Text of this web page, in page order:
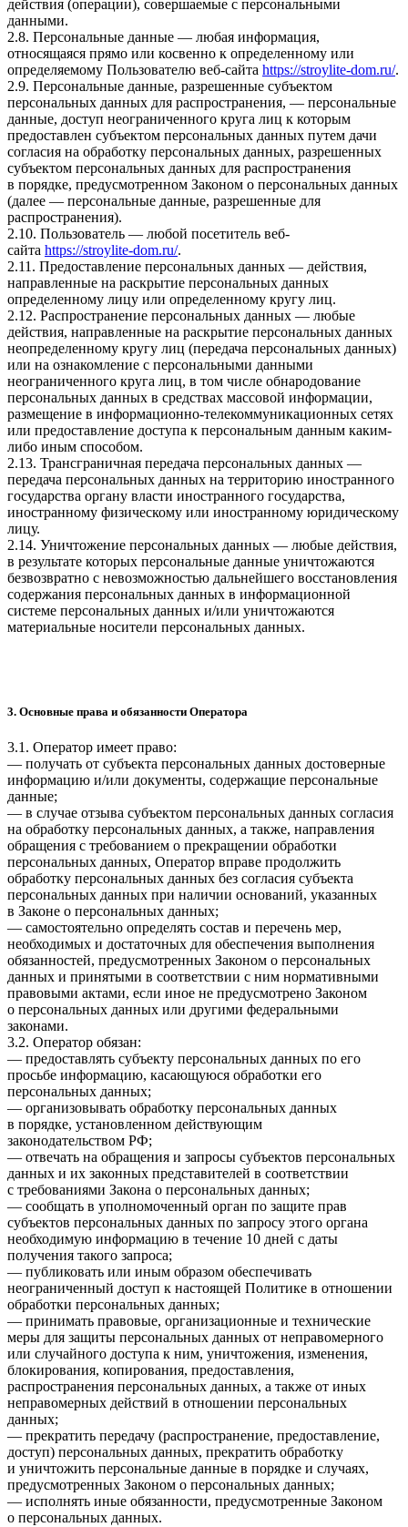
действия (операции), совершаемые с персональными
данными.
2.8. Персональные данные — любая информация,
относящаяся прямо или косвенно к определенному или
определяемому Пользователю веб-сайта https://stroylite-dom.ru/.
2.9. Персональные данные, разрешенные субъектом
персональных данных для распространения, — персональные
данные, доступ неограниченного круга лиц к которым
предоставлен субъектом персональных данных путем дачи
согласия на обработку персональных данных, разрешенных
субъектом персональных данных для распространения
в порядке, предусмотренном Законом о персональных данных
(далее — персональные данные, разрешенные для
распространения).
2.10. Пользователь — любой посетитель веб-
сайта https://stroylite-dom.ru/.
2.11. Предоставление персональных данных — действия,
направленные на раскрытие персональных данных
определенному лицу или определенному кругу лиц.
2.12. Распространение персональных данных — любые
действия, направленные на раскрытие персональных данных
неопределенному кругу лиц (передача персональных данных)
или на ознакомление с персональными данными
неограниченного круга лиц, в том числе обнародование
персональных данных в средствах массовой информации,
размещение в информационно-телекоммуникационных сетях
или предоставление доступа к персональным данным каким-
либо иным способом.
2.13. Трансграничная передача персональных данных —
передача персональных данных на территорию иностранного
государства органу власти иностранного государства,
иностранному физическому или иностранному юридическому
лицу.
2.14. Уничтожение персональных данных — любые действия,
в результате которых персональные данные уничтожаются
безвозвратно с невозможностью дальнейшего восстановления
содержания персональных данных в информационной
системе персональных данных и/или уничтожаются
материальные носители персональных данных.
3. Основные права и обязанности Оператора
3.1. Оператор имеет право:
— получать от субъекта персональных данных достоверные
информацию и/или документы, содержащие персональные
данные;
— в случае отзыва субъектом персональных данных согласия
на обработку персональных данных, а также, направления
обращения с требованием о прекращении обработки
персональных данных, Оператор вправе продолжить
обработку персональных данных без согласия субъекта
персональных данных при наличии оснований, указанных
в Законе о персональных данных;
— самостоятельно определять состав и перечень мер,
необходимых и достаточных для обеспечения выполнения
обязанностей, предусмотренных Законом о персональных
данных и принятыми в соответствии с ним нормативными
правовыми актами, если иное не предусмотрено Законом
о персональных данных или другими федеральными
законами.
3.2. Оператор обязан:
— предоставлять субъекту персональных данных по его
просьбе информацию, касающуюся обработки его
персональных данных;
— организовывать обработку персональных данных
в порядке, установленном действующим
законодательством РФ;
— отвечать на обращения и запросы субъектов персональных
данных и их законных представителей в соответствии
с требованиями Закона о персональных данных;
— сообщать в уполномоченный орган по защите прав
субъектов персональных данных по запросу этого органа
необходимую информацию в течение 10 дней с даты
получения такого запроса;
— публиковать или иным образом обеспечивать
неограниченный доступ к настоящей Политике в отношении
обработки персональных данных;
— принимать правовые, организационные и технические
меры для защиты персональных данных от неправомерного
или случайного доступа к ним, уничтожения, изменения,
блокирования, копирования, предоставления,
распространения персональных данных, а также от иных
неправомерных действий в отношении персональных
данных;
— прекратить передачу (распространение, предоставление,
доступ) персональных данных, прекратить обработку
и уничтожить персональные данные в порядке и случаях,
предусмотренных Законом о персональных данных;
— исполнять иные обязанности, предусмотренные Законом
о персональных данных.